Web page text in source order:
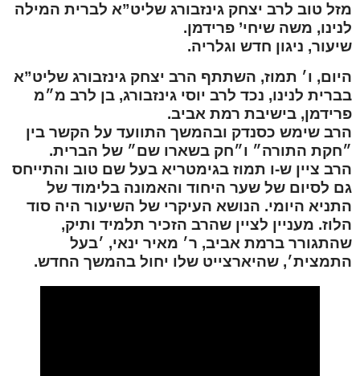
מזל טוב לרב יצחק גינזבורג שליט”א לברית המילה
לנינו, משה שיחי’ פרידמן.
שיעור, ניגון חדש וגלריה.
היום, ו׳ תמוז, השתתף הרב יצחק גינזבורג שליט”א
בברית לנינו, נכד לרב יוסי גינזבורג, בן לרב מ״מ
פרידמן, בישיבת רמת אביב.
הרב שימש כסנדק ובהמשך התוועד על הקשר בין
״חקת התורה״ ו״חק בשארו שם״ של הברית.
הרב ציין ש-ו תמוז בגימטריא בעל שם טוב והתייחס
גם לסיום של שער היחוד והאמונה בלימוד של
התניא היומי. הנושא העיקרי של השיעור היה סוד
הלוז. מעניין לציין שהרב הזכיר תלמיד ותיק,
שהתגורר ברמת אביב, ר׳ מאיר ינאי, ׳בעל
התמצית׳, שהיארצייט שלו יחול בהמשך החדש.